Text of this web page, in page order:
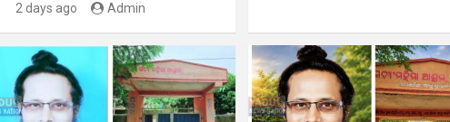
2 days ago Admin